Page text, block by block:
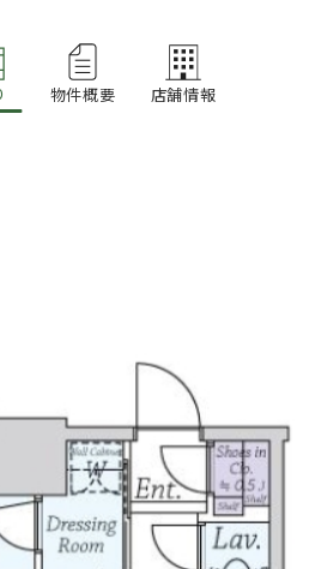
物件概要 店舗情報